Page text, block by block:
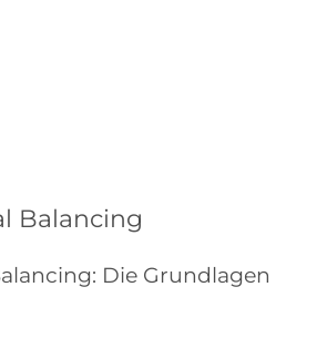
Balancing
Die Grundlagen